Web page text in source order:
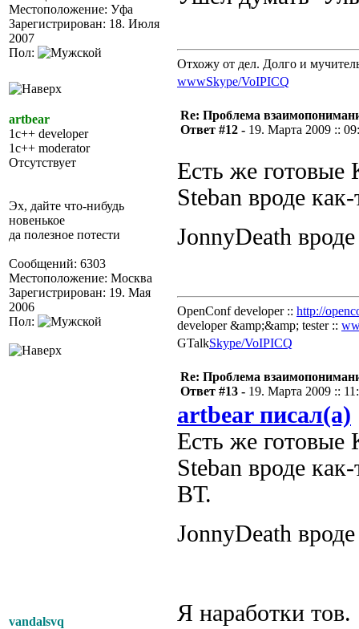
Местоположение: Уфа
Зарегистрирован: 18. Июля
2007
Пол:
Отхожу от дел. Долго и
wwwSkype/VoIPICQ
artbear
1c++ developer
1c++ moderator
Отсутствует
Эх, дайте что-нибудь
новенькое
да полезное потести
Сообщений: 6303
Местоположение: Москва
Зарегистрирован: 19. Мая
2006
Пол:
Re: Проблема
Ответ #12 - 19. Марта 2009 ::
Есть же
Steban вроде
JonnyDeath
OpenConf developer :: http://
developer &amp;&amp; tester ::
GTalkSkype/VoIPICQ
vandalsvq
Re: Проблема
Ответ #13 - 19. Марта 2009 ::
artbear писал(а)
Есть же
Steban вроде
ВТ.
JonnyDeath
Я наработки тов.